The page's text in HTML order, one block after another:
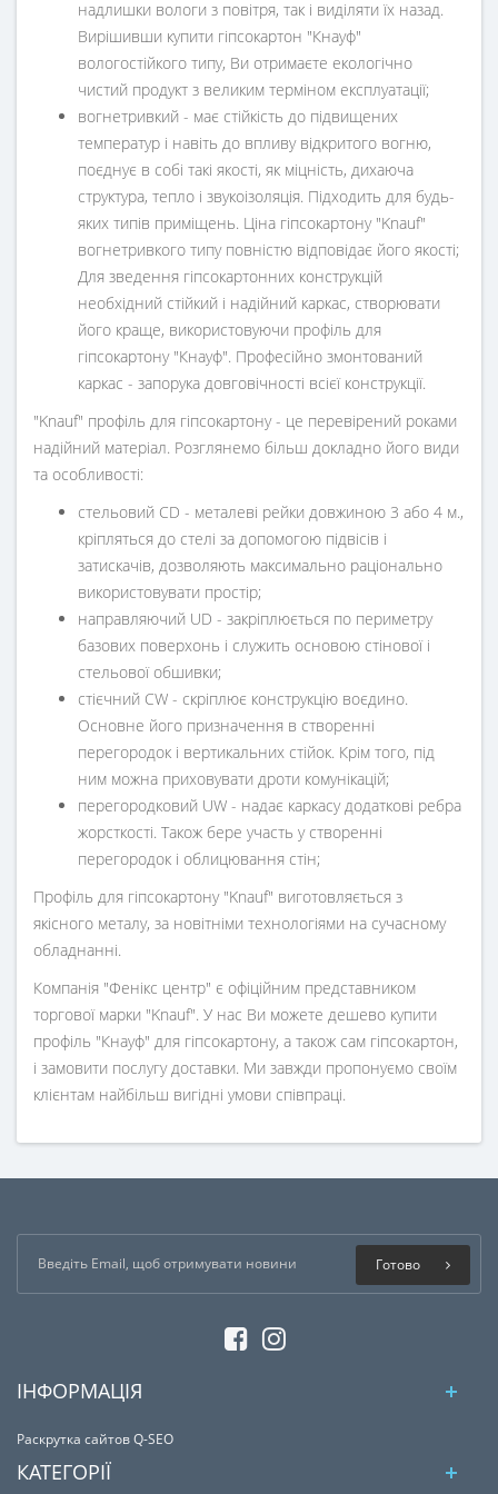
надлишки вологи з повітря, так і виділяти їх назад.
Вирішивши купити гіпсокартон "Кнауф"
вологостійкого типу, Ви отримаєте екологічно
чистий продукт з великим терміном експлуатації;
вогнетривкий - має стійкість до підвищених
температур і навіть до впливу відкритого вогню,
поєднує в собі такі якості, як міцність, дихаюча
структура, тепло і звукоізоляція. Підходить для будь-
яких типів приміщень. Ціна гіпсокартону "Knauf"
вогнетривкого типу повністю відповідає його якості;
Для зведення гіпсокартонних конструкцій
необхідний стійкий і надійний каркас, створювати
його краще, використовуючи профіль для
гіпсокартону "Кнауф". Професійно змонтований
каркас - запорука довговічності всієї конструкції.
"Knauf" профіль для гіпсокартону - це перевірений роками
надійний матеріал. Розглянемо більш докладно його види
та особливості:
стельовий CD - металеві рейки довжиною 3 або 4 м.,
кріпляться до стелі за допомогою підвісів і
затискачів, дозволяють максимально раціонально
використовувати простір;
направляючий UD - закріплюється по периметру
базових поверхонь і служить основою стінової і
стельової обшивки;
стієчний CW - скріплює конструкцію воєдино.
Основне його призначення в створенні
перегородок і вертикальних стійок. Крім того, під
ним можна приховувати дроти комунікацій;
перегородковий UW - надає каркасу додаткові ребра
жорсткості. Також бере участь у створенні
перегородок і облицювання стін;
Профіль для гіпсокартону "Knauf" виготовляється з
якісного металу, за новітніми технологіями на сучасному
обладнанні.
Компанія "Фенікс центр" є офіційним представником
торгової марки "Knauf". У нас Ви можете дешево купити
профіль "Кнауф" для гіпсокартону, а також сам гіпсокартон,
і замовити послугу доставки. Ми завжди пропонуємо своїм
клієнтам найбільш вигідні умови співпраці.
Готово
ІНФОРМАЦІЯ
Раскрутка сайтов Q-SEO
КАТЕГОРІЇ